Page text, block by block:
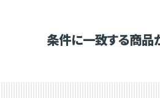
条件に一致する商品